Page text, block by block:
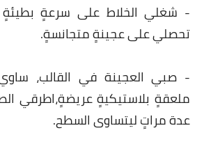
تحصلي على عجينةٍ متجانسةٍ.
- صبي العجينة في القالب،
ملعقةٍ بلاستيكيةٍ عريضةٍ،اطرقي
عدة مراتٍ ليتساوى السطح.